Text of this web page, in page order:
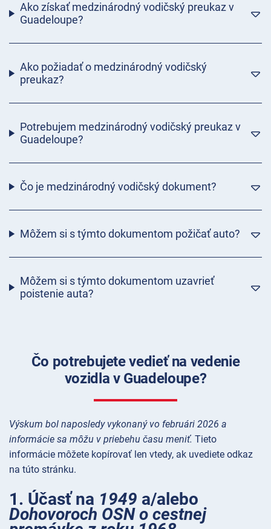
Ako získať medzinárodný vodičský preukaz v
Guadeloupe?
Ako požiadať o medzinárodný vodičský
preukaz?
Potrebujem medzinárodný vodičský preukaz v
Guadeloupe?
Čo je medzinárodný vodičský dokument?
Môžem si s týmto dokumentom požičať auto?
Môžem si s týmto dokumentom uzavrieť
poistenie auta?
Čo potrebujete vedieť na vedenie
vozidla v Guadeloupe?
Výskum bol naposledy vykonaný vo februári 2026 a
informácie sa môžu v priebehu času meniť. Tieto
informácie môžete kopírovať len vtedy, ak uvediete odkaz
na túto stránku.
1. Účasť na 1949 a/alebo
Dohovoroch OSN o cestnej